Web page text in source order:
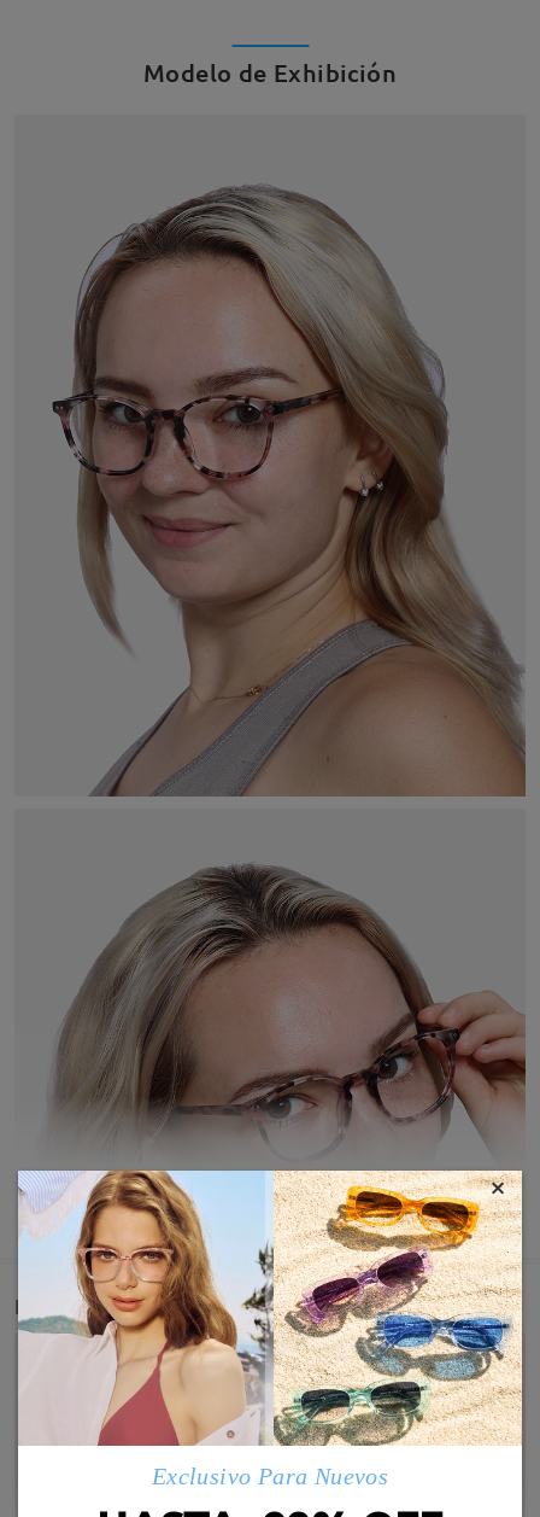
Modelo de Exhibición
MOSTRAR MÁS
Detail
×
Exclusivo Para Nuevos